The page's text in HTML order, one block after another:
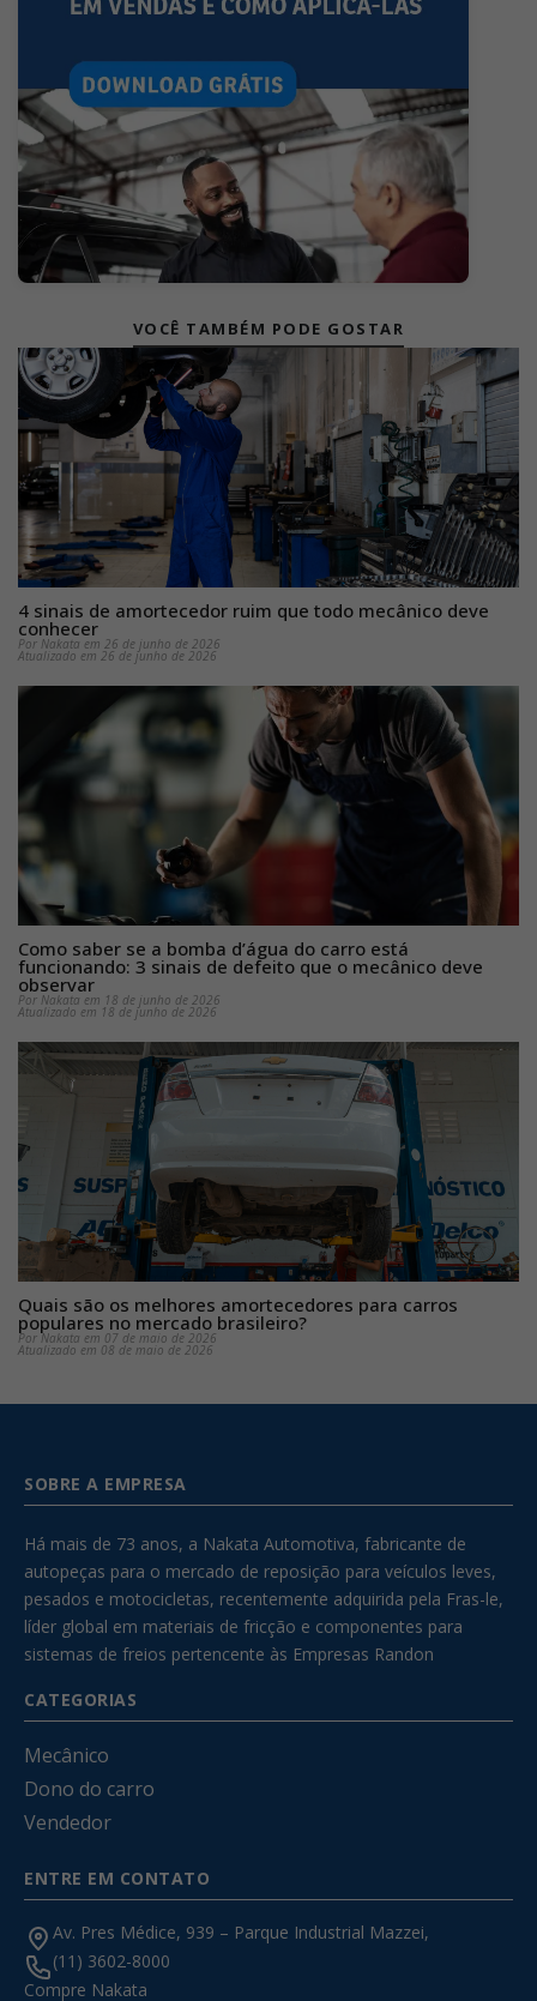
VOCÊ TAMBÉM PODE GOSTAR
4 sinais de amortecedor ruim que todo mecânico deve
conhecer
Por Nakata em 26 de junho de 2026
Atualizado em 26 de junho de 2026
Como saber se a bomba d’água do carro está
funcionando: 3 sinais de defeito que o mecânico deve
observar
Por Nakata em 18 de junho de 2026
Atualizado em 18 de junho de 2026
Quais são os melhores amortecedores para carros
populares no mercado brasileiro?
Por Nakata em 07 de maio de 2026
Atualizado em 08 de maio de 2026
SOBRE A EMPRESA
Há mais de 73 anos, a Nakata Automotiva, fabricante de
autopeças para o mercado de reposição para veículos leves,
pesados e motocicletas, recentemente adquirida pela Fras-le,
líder global em materiais de fricção e componentes para
sistemas de freios pertencente às Empresas Randon
CATEGORIAS
Mecânico
Dono do carro
Vendedor
ENTRE EM CONTATO
Av. Pres Médice, 939 – Parque Industrial Mazzei,
(11) 3602-8000
Compre Nakata